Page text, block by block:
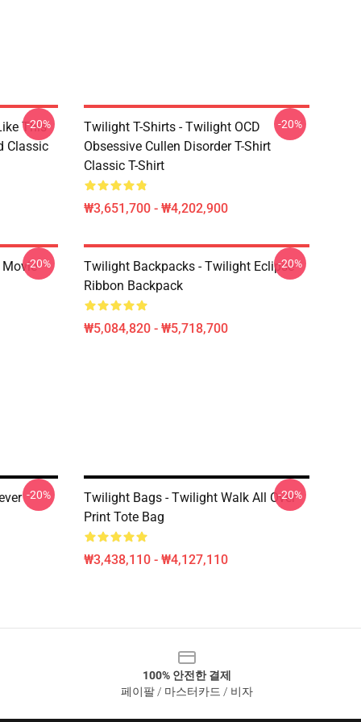
This
Classic
-20%
Twilight T-Shirts - Twilight OCD
Obsessive Cullen Disorder T-Shirt
Classic T-Shirt
₩3,651,700 - ₩4,202,900
-20%
-20%
Twilight Backpacks - Twilight Eclipse
Ribbon Backpack
₩5,084,820 - ₩5,718,700
-20%
-20%
Twilight Bags - Twilight Walk All Over
Print Tote Bag
₩3,438,110 - ₩4,127,110
-20%
100% 안전한 결제
페이팔 / 마스터카드 / 비자